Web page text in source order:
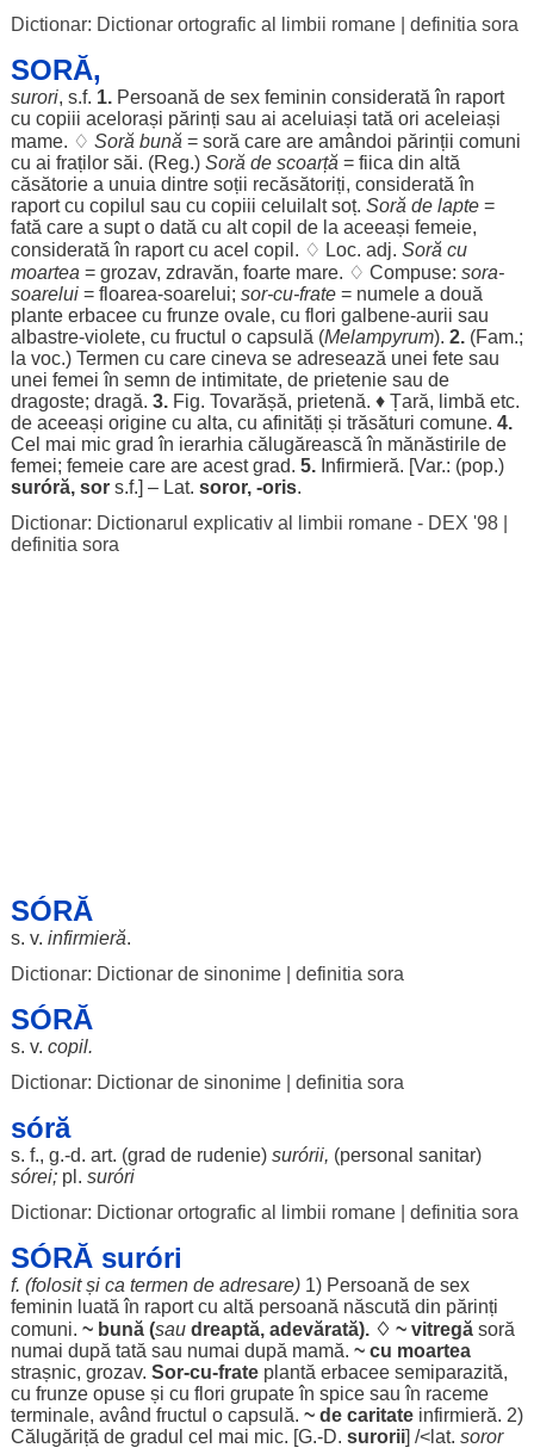
Dictionar: Dictionar ortografic al limbii romane| definitia sora
SORĂ,
surori, s.f. 1. Persoană de sex feminin considerată în raport
cu copiii acelorași părinți sau ai aceluiași tată ori aceleiași
mame. ♢ Soră bună = soră care are amândoi părinții comuni
cu ai fraților săi. (Reg.) Soră de scoarță = fiica din altă
căsătoriea unuia dintre soții recăsătoriți, considerată în
raportcu copilul sau cu copiii celuilalt soț. Soră de lapte=
fată care a supto dată cu alt copil de la aceeași femeie,
considerată în raportcu acel copil . ♢ Loc. adj. Soră cu
moartea = grozav, zdravăn, foarte mare. ♢ Compuse: sora-
soarelui= floarea-soarelui; sor-cu-frate= numelea două
plante erbaceecu frunze ovale, cu flori galbene-aurii sau
albastre-violete, cu fructul o capsulă (Melampyrum). 2.(Fam.;
la voc.) Termen cu care cineva se adresează unei fetesau
unei femei în semn de intimitate, de prieteniesau de
dragoste; dragă. 3.Fig. Tovarășă, prietenă. ♦ Țară, limbă etc.
de aceeași originecu alta, cu afinități și trăsături comune. 4.
Cel mai mic grad în ierarhia călugărească în mănăstirilede
femei; femeiecare are acestgrad. 5. Infirmieră. [Var.: (pop.)
suróră, sors.f.] – Lat. soror, -oris.
Dictionar: Dictionarul explicativ al limbii romane - DEX '98|
definitia sora
SÓRĂ
s. v. infirmieră.
Dictionar: Dictionar de sinonime| definitia sora
SÓRĂ
s. v. copil.
Dictionar: Dictionar de sinonime| definitia sora
sóră
s. f., g.-d. art. (grad de rudenie) surórii, (personal sanitar)
sórei; pl. suróri
Dictionar: Dictionar ortografic al limbii romane| definitia sora
SÓRĂ suróri
f. (folositși ca termende adresare)1) Persoană de sex
feminin luată în raportcu altă persoană născută din părinți
comuni. ~ bună(sau dreaptă, adevărată). ♢ ~ vitregă soră
numai după tată sau numai după mamă. ~ cu moartea
strașnic, grozav. Sor-cu-frate plantă erbacee semiparazită,
cu frunze opuseși cu flori grupateîn spicesau în raceme
terminale, având fructul o capsulă. ~ de caritate infirmieră. 2)
Călugăriță de gradul cel mai mic. [G.-D. surorii] /<lat. soror